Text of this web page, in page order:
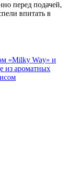
перед подачей,
впитать в
«Milky Way» и
из ароматных